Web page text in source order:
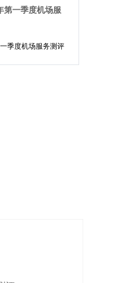
第一季度机场服
季度机场服务测评